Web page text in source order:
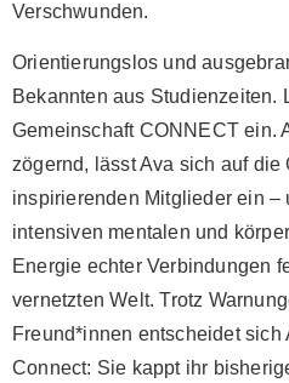
Verschwunden.
Orientierungslos und
Bekannten aus Studienzeiten.
Gemeinschaft CONNECT ein.
zögernd, lässt Ava sich auf die
inspirierenden Mitglieder ein –
intensiven mentalen und
Energie echter Verbindungen
vernetzten Welt. Trotz
Freund*innen entscheidet sich
Connect: Sie kappt ihr